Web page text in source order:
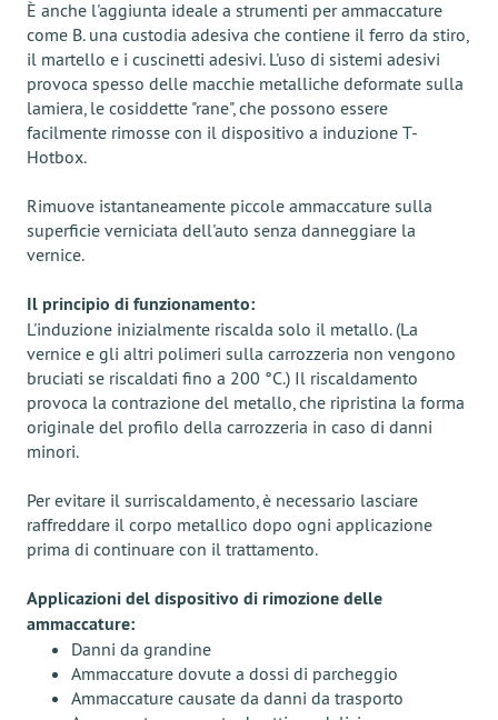
È anche l'aggiunta ideale a strumenti per ammaccature
come B. una custodia adesiva che contiene il ferro da stiro,
il martello e i cuscinetti adesivi. L'uso di sistemi adesivi
provoca spesso delle macchie metalliche deformate sulla
lamiera, le cosiddette "rane", che possono essere
facilmente rimosse con il dispositivo a induzione T-
Hotbox.
Rimuove istantaneamente piccole ammaccature sulla
superficie verniciata dell'auto senza danneggiare la
vernice.
Il principio di funzionamento:
L'induzione inizialmente riscalda solo il metallo. (La
vernice e gli altri polimeri sulla carrozzeria non vengono
bruciati se riscaldati fino a 200 °C.) Il riscaldamento
provoca la contrazione del metallo, che ripristina la forma
originale del profilo della carrozzeria in caso di danni
minori.
Per evitare il surriscaldamento, è necessario lasciare
raffreddare il corpo metallico dopo ogni applicazione
prima di continuare con il trattamento.
Applicazioni del dispositivo di rimozione delle
ammaccature:
Danni da grandine
Ammaccature dovute a dossi di parcheggio
Ammaccature causate da danni da trasporto